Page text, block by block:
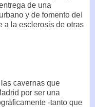
de una
y de fomento del
a la esclerosis de otras
cavernas que
por ser una
-tanto que